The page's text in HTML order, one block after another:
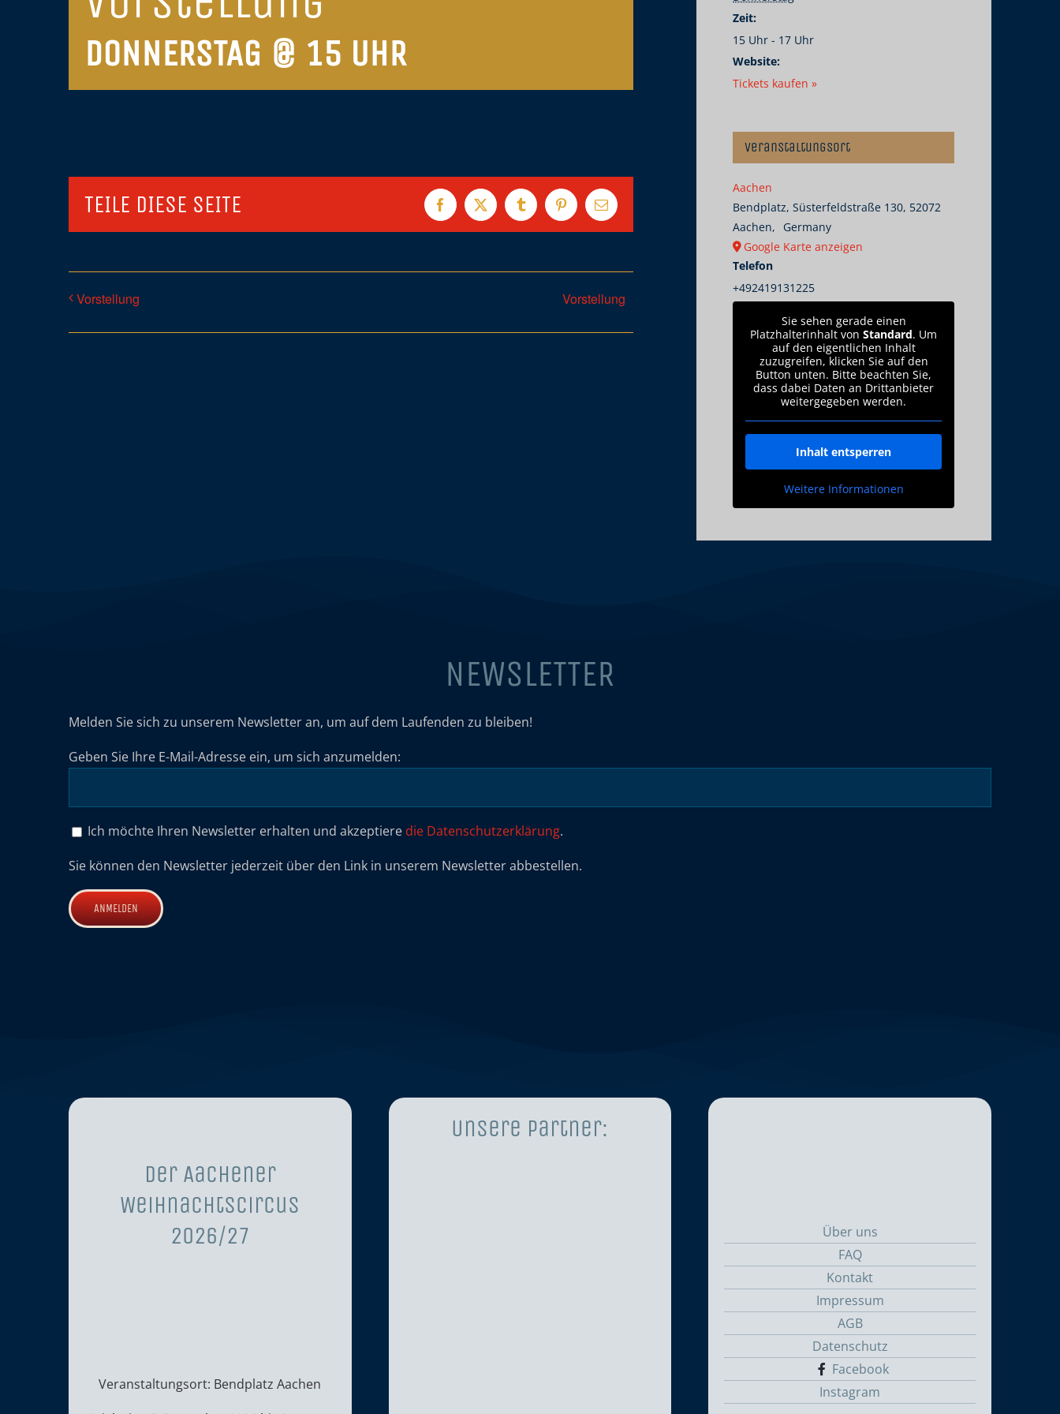
DONNERSTAG @ 15 UHR
TEILE DIESE SEITE Facebook
X TumblrPinterest
E-
Mail
Vorstellung Vorstellung
Zeit:
15 Uhr - 17 Uhr
Website:
Tickets kaufen »
Veranstaltungsort
Aachen
Bendplatz, Süsterfeldstraße 130, 52072
Aachen,
Germany
Google Karte anzeigen
Telefon
+492419131225
Sie sehen gerade einen
Platzhalterinhalt vonStandard. Um
auf den eigentlichen Inhalt
zuzugreifen, klicken Sie auf den
Button unten. Bitte beachten Sie,
dass dabei Daten an Drittanbieter
weitergegeben werden.
Inhalt entsperren
Weitere Informationen
NEWSLETTER
Melden Sie sich zu unserem Newsletter an, um auf dem Laufenden zu bleiben!
Geben Sie Ihre E-Mail-Adresse ein, um sich anzumelden:
Ich möchte Ihren Newsletter erhalten und akzeptiere die Datenschutzerklärung.
Sie können den Newsletter jederzeit über den Link in unserem Newsletter abbestellen.
Der Aachener
Weihnachtscircus
2026/27
Veranstaltungsort: Bendplatz Aachen
Unsere Partner:
Über uns
FAQ
Kontakt
Impressum
AGB
Datenschutz
Facebook
Instagram